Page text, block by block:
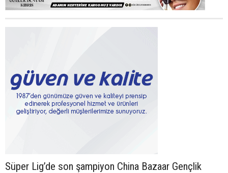
Süper Lig’de son şampiyon China Bazaar Gençlik